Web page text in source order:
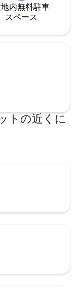
内無料駐⁠車
ス⁠ペ⁠ー⁠ス
トの近くに